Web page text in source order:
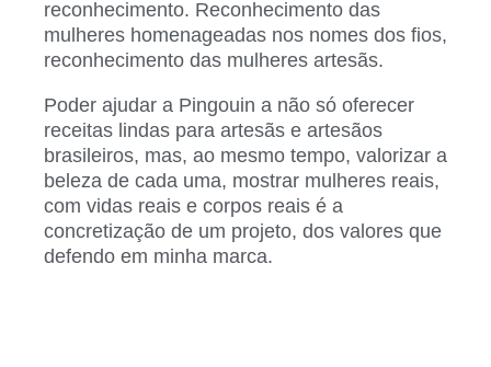
reconhecimento. Reconhecimento das
mulheres homenageadas nos nomes dos fios,
reconhecimento das mulheres artesãs.
Poder ajudar a Pingouin a não só oferecer
receitas lindas para artesãs e artesãos
brasileiros, mas, ao mesmo tempo, valorizar a
beleza de cada uma, mostrar mulheres reais,
com vidas reais e corpos reais é a
concretização de um projeto, dos valores que
defendo em minha marca.